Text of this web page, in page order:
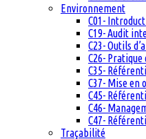
Environnement
C01-
C19- Audit
C23- Outils
C26- Pratique
C35-
C37- Mise en
C45-
C46-
C47-
Traçabilité